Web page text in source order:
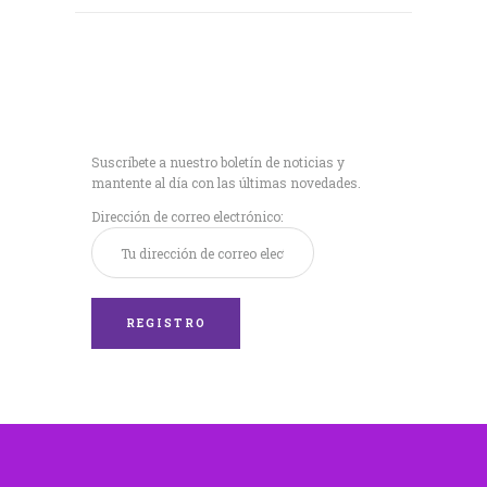
Suscríbete a nuestro boletín de noticias y
mantente al día con las últimas novedades.
Dirección de correo electrónico: